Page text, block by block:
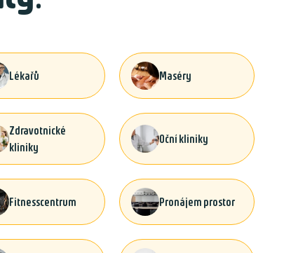
Lékařů Maséry
Zdravotnické
kliniky
Oční kliniky
Fitnesscentrum Pronájem prostor